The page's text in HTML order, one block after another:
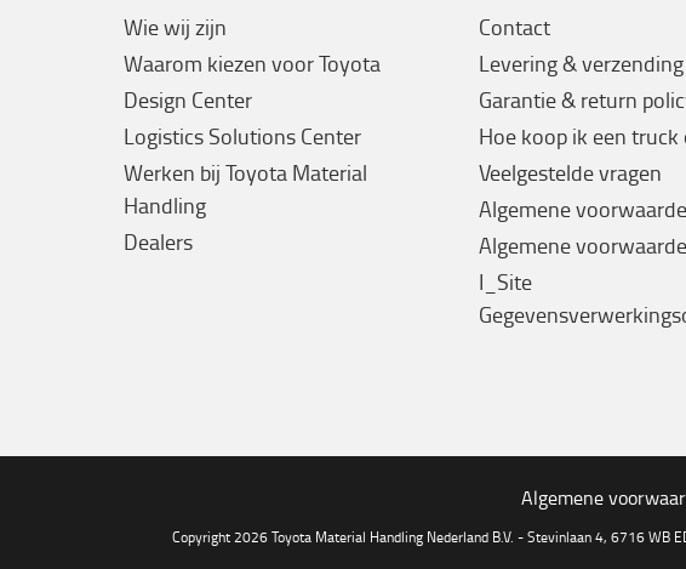
Wie wij zijn
Waarom kiezen voor Toyota
Design Center
Logistics Solutions Center
Werken bij Toyota Material
Handling
Dealers
Contact
Levering & verzending
Garantie & return
Hoe koop ik een truck
Veelgestelde vragen
Algemene
Algemene
I_Site
Algemene
Copyright 2026 Toyota Material Handling Nederland B.V. - Stevinlaan 4, 6716 WB